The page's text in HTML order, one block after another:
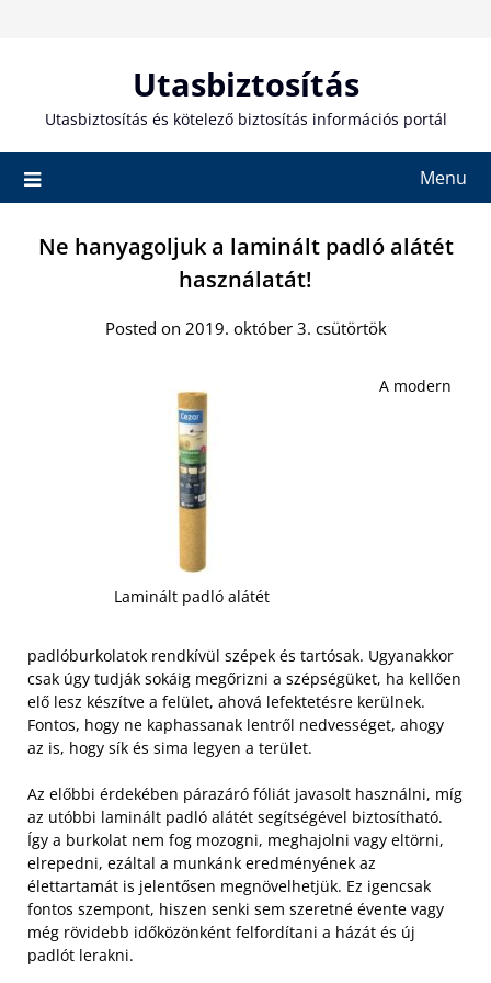
Utasbiztosítás
Utasbiztosítás és kötelező biztosítás információs portál
Menu
Ne hanyagoljuk a laminált padló alátét
használatát!
Posted on 2019. október 3. csütörtök
Laminált padló alátét
A modern
padlóburkolatok rendkívül szépek és tartósak. Ugyanakkor
csak úgy tudják sokáig megőrizni a szépségüket, ha kellően
elő lesz készítve a felület, ahová lefektetésre kerülnek.
Fontos, hogy ne kaphassanak lentről nedvességet, ahogy
az is, hogy sík és sima legyen a terület.
Az előbbi érdekében párazáró fóliát javasolt használni, míg
az utóbbi laminált padló alátét segítségével biztosítható.
Így a burkolat nem fog mozogni, meghajolni vagy eltörni,
elrepedni, ezáltal a munkánk eredményének az
élettartamát is jelentősen megnövelhetjük. Ez igencsak
fontos szempont, hiszen senki sem szeretné évente vagy
még rövidebb időközönként felfordítani a házát és új
padlót lerakni.